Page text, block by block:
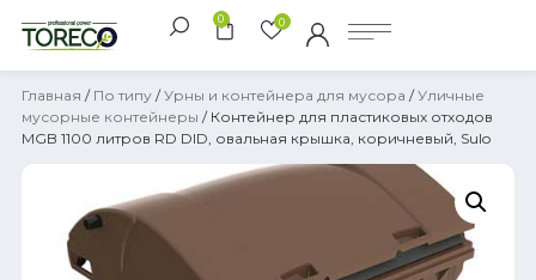
0 0
Главная / По типу /Урны и контейнера для мусора /Уличные
мусорные контейнеры / Контейнер для пластиковых отходов
MGB 1100 литров RD DID, овальная крышка, коричневый, Sulo